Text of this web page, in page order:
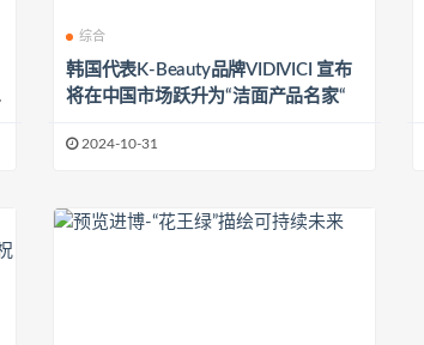
综合
韩国代表K-Beauty品牌VIDIVICI 宣布
将在中国市场跃升为“洁面产品名家“
2024-10-31